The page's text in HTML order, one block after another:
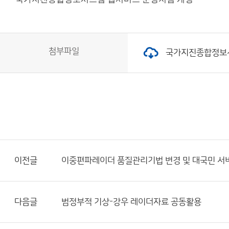
첨부파일 국가지진종합정
이전글 이중편파레이더 품질관리기법 변경 및 대국민 서
다음글 범정부적 기상-강우 레이더자료 공동활용